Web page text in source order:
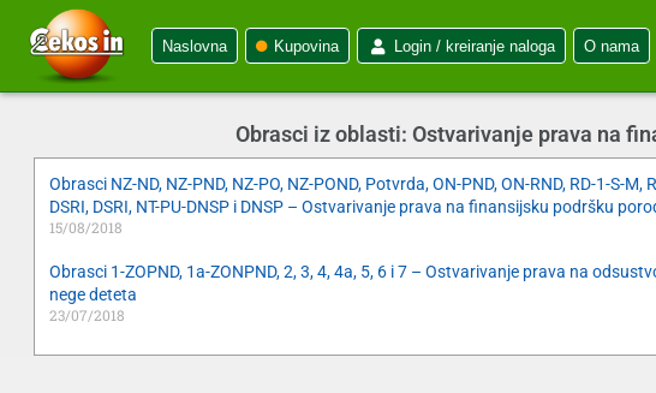
Naslovna Kupovina Login / kreiranje naloga O nama
Obrasci iz oblasti: Ostvarivanje prava na
Obrasci NZ-ND, NZ-PND, NZ-PO, NZ-POND, Potvrda, ON-PND, ON-RND, RD-1-S-M,
DSRI, DSRI, NT-PU-DNSP i DNSP – Ostvarivanje prava na finansijsku podršku
15/08/2018
Obrasci 1-ZOPND, 1a-ZONPND, 2, 3, 4, 4a, 5, 6 i 7 – Ostvarivanje prava na
nege deteta
23/07/2018